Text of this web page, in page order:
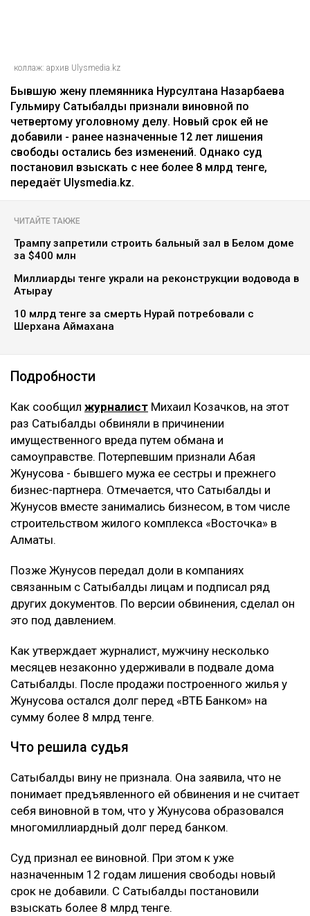
коллаж: архив Ulysmedia.kz
Бывшую жену племянника Нурсултана Назарбаева
Гульмиру Сатыбалды признали виновной по
четвертому уголовному делу. Новый срок ей не
добавили - ранее назначенные 12 лет лишения
свободы остались без изменений. Однако суд
постановил взыскать с нее более 8 млрд тенге,
передаёт Ulysmedia.kz.
ЧИТАЙТЕ ТАКЖЕ
Трампу запретили строить бальный зал в Белом доме
за $400 млн
Миллиарды тенге украли на реконструкции водовода в
Атырау
10 млрд тенге за смерть Нурай потребовали с
Шерхана Аймахана
Подробности
Как сообщил журналист Михаил Козачков, на этот
раз Сатыбалды обвиняли в причинении
имущественного вреда путем обмана и
самоуправстве. Потерпевшим признали Абая
Жунусова - бывшего мужа ее сестры и прежнего
бизнес-партнера. Отмечается, что Сатыбалды и
Жунусов вместе занимались бизнесом, в том числе
строительством жилого комплекса «Восточка» в
Алматы.
Позже Жунусов передал доли в компаниях
связанным с Сатыбалды лицам и подписал ряд
других документов. По версии обвинения, сделал он
это под давлением.
Как утверждает журналист, мужчину несколько
месяцев незаконно удерживали в подвале дома
Сатыбалды. После продажи построенного жилья у
Жунусова остался долг перед «ВТБ Банком» на
сумму более 8 млрд тенге.
Что решила судья
Сатыбалды вину не признала. Она заявила, что не
понимает предъявленного ей обвинения и не считает
себя виновной в том, что у Жунусова образовался
многомиллиардный долг перед банком.
Суд признал ее виновной. При этом к уже
назначенным 12 годам лишения свободы новый
срок не добавили. С Сатыбалды постановили
взыскать более 8 млрд тенге.